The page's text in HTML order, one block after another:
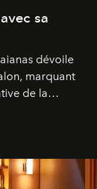
sa
dévoile
marquant
de la